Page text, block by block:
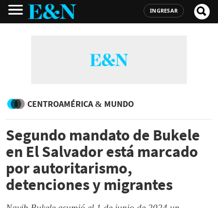
INGRESAR
CENTROAMÉRICA & MUNDO
Segundo mandato de Bukele
en El Salvador está marcado
por autoritarismo,
detenciones y migrantes